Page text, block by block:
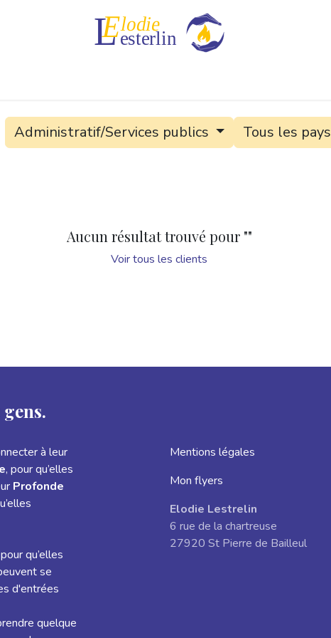
Administratif/Services publics Tous les pays
Aucun résultat trouvé pour ""
Voir tous les clients
à leur
, pour qu’elles
Profonde
pour qu’elles
se
d'entrées
quelque
Mentions légales
Mon flyers
Elodie Lestrelin
6 rue de la chartreuse
27920 St Pierre de Bailleul